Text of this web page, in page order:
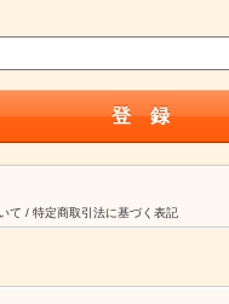
て / 特定商取引法に基づく表記